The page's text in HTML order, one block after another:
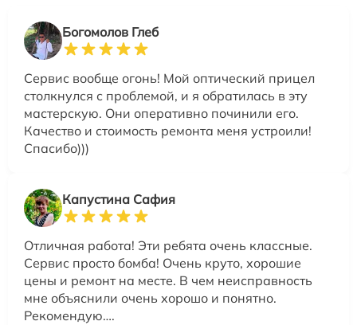
Богомолов Глеб
Сервис вообще огонь! Мой оптический прицел
столкнулся с проблемой, и я обратилась в эту
мастерскую. Они оперативно починили его.
Качество и стоимость ремонта меня устроили!
Спасибо)))
Капустина Сафия
Отличная работа! Эти ребята очень классные.
Сервис просто бомба! Очень круто, хорошие
цены и ремонт на месте. В чем неисправность
мне объяснили очень хорошо и понятно.
Рекомендую….